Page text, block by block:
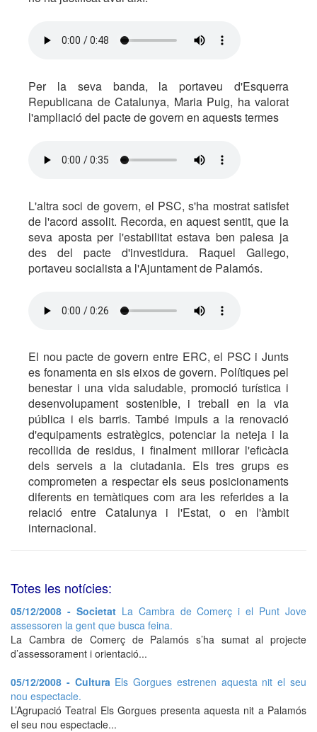
Per la seva banda, la portaveu d'Esquerra
Republicana de Catalunya, Maria Puig, ha valorat
l'ampliació del pacte de govern en aquests termes
L'altra soci de govern, el PSC, s'ha mostrat satisfet
de l'acord assolit. Recorda, en aquest sentit, que la
seva aposta per l'estabilitat estava ben palesa ja
des del pacte d'investidura. Raquel Gallego,
portaveu socialista a l'Ajuntament de Palamós.
El nou pacte de govern entre ERC, el PSC i Junts
es fonamenta en sis eixos de govern. Polítiques pel
benestar i una vida saludable, promoció turística i
desenvolupament sostenible, i treball en la via
pública i els barris. També impuls a la renovació
d'equipaments estratègics, potenciar la neteja i la
recollida de residus, i finalment millorar l'eficàcia
dels serveis a la ciutadania. Els tres grups es
comprometen a respectar els seus posicionaments
diferents en temàtiques com ara les referides a la
relació entre Catalunya i l'Estat, o en l'àmbit
internacional.
Totes les notícies:
05/12/2008 - Societat La Cambra de Comerç i el Punt Jove
assessoren la gent que busca feina.
La Cambra de Comerç de Palamós s’ha sumat al projecte
d’assessorament i orientació...
05/12/2008 - Cultura Els Gorgues estrenen aquesta nit el seu
nou espectacle.
L’Agrupació Teatral Els Gorgues presenta aquesta nit a Palamós
el seu nou espectacle...